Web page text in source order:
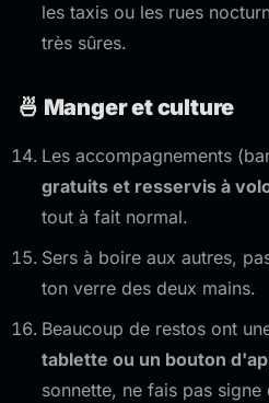
les taxis ou les rues
très sûres.
🍜 Manger et culture
Les accompagnements
gratuits et resservis à
tout à fait normal.
Sers à boire aux autres,
ton verre des deux mains.
Beaucoup de restos ont
tablette ou un bouton
sonnette, ne fais pas signe